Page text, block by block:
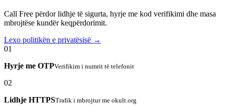
Call Free përdor lidhje të sigurta, hyrje me kod verifikimi dhe masa
mbrojtëse kundër keqpërdorimit.
Lexo politikën e privatësisë →
01
Hyrje me OTPVerifikim i numrit të telefonit
02
Lidhje HTTPSTrafik i mbrojtur me okult.org